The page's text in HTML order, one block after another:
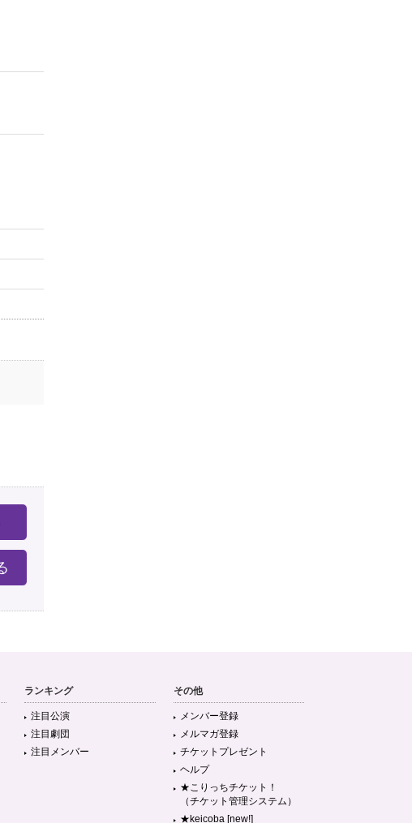
ランキング
注目公演
注目劇団
注目メンバー
その他
メンバー登録
メルマガ登録
チケットプレゼント
ヘルプ
★こりっちチケット！
（チケット管理システム）
★keicoba [new!]